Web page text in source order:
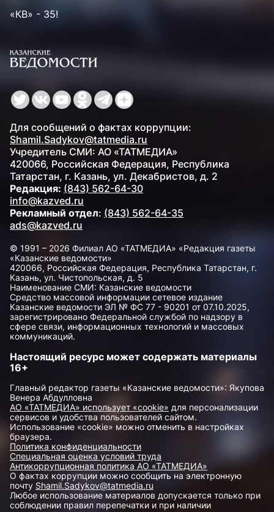
«КВ» - 35!
Для сообщений о фактах коррупции:
Shamil.Sadykov@tatmedia.ru
Учредитель СМИ: АО «ТАТМЕДИА»
420066, Российская Федерация, Республика
Татарстан, г. Казань, ул. Декабристов, д. 2
Редакция: (843) 562-64-30
info@kazved.ru
Рекламный отдел: (843) 562-64-35
ads@kazved.ru
© 1991 – 2026 Филиал АО «ТАТМЕДИА» «Редакция газеты
«Казанские ведомости»
420066, Российская Федерация, Республика Татарстан, г.
Казань, ул. Чистопольская, д. 5
Наименование СМИ: Казанские ведомости
Средство массовой информации сетевое издание
Казанские ведомости ЭЛ № ФС 77 - 90201 от 07.10.2025,
зарегистрировано Федеральной службой по надзору в
сфере связи, информационных технологий и массовых
коммуникаций.
Настоящий ресурс может содержать материалы
16+
Главный редактор газеты «Казанские ведомости»: Якупова
Венера Абдулловна
АО «ТАТМЕДИА» использует «cookie» для персонализации
сервисов и удобства пользователей сайтом.
Использование «cookie» можно отменить в настройках
браузера.
Политика конфиденциальности
Специальная оценка условий труда
Антикоррупционная политика АО «ТАТМЕДИА»
О фактах коррупции можно сообщить на электронную
почту Shamil.Sadykov@tatmedia.ru
Любое использование материалов допускается только при
соблюдении правил перепечатки и при наличии